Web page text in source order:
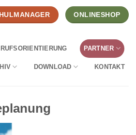
ONLINESHOP
PARTNER
DOWNLOAD KONTAKT